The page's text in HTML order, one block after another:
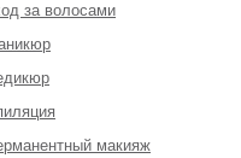
за волосами
макияж